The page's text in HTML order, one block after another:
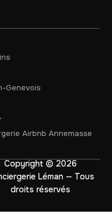
Genevois
Airbnb Annemasse
Copyright © 2026
Léman — Tous
droits réservés